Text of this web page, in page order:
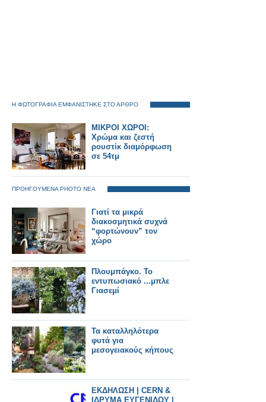
Η ΦΩΤΟΓΡΑΦΙΑ ΕΜΦΑΝΙΣΤΗΚΕ ΣΤΟ ΑΡΘΡΟ
ΜΙΚΡΟΙ ΧΩΡΟΙ:
Χρώμα και ζεστή
ρουστίκ διαμόρφωση
σε 54τμ
ΠΡΟΗΓΟΥΜΕΝΑ PHOTO ΝΕΑ
Γιατί τα μικρά
διακοσμητικά συχνά
“φορτώνουν” τον
χώρο
Πλουμπάγκο. Το
εντυπωσιακό ...μπλε
Γιασεμί
Τα καταλληλότερα
φυτά για
μεσογειακούς κήπους
ΕΚΔΗΛΩΣΗ | CERN &
ΙΔΡΥΜΑ ΕΥΓΕΝΙΔΟΥ |